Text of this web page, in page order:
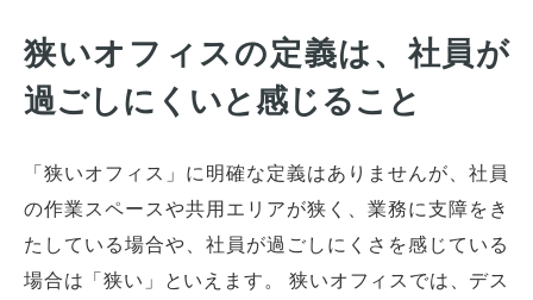
狭いオフィスの定義は、社員が
過ごしにくいと感じること
「狭いオフィス」に明確な定義はありませんが、社員
の作業スペースや共用エリアが狭く、業務に支障をき
たしている場合や、社員が過ごしにくさを感じている
場合は「狭い」といえます。 狭いオフィスでは、デス